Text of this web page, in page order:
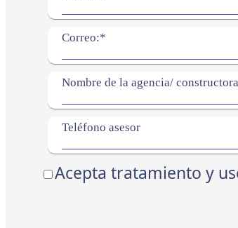
Correo:*
Nombre de la agencia/
Teléfono asesor
Acepta tratamiento y